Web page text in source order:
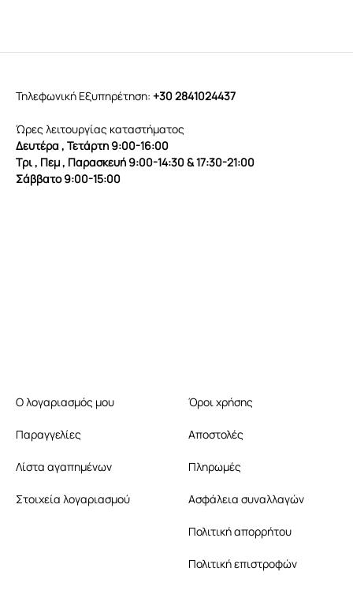
Τηλεφωνική Εξυπηρέτηση: +30 2841024437
Ώρες λειτουργίας καταστήματος
Δευτέρα , Τετάρτη 9:00-16:00
Τρι , Πεμ , Παρασκευή 9:00-14:30 & 17:30-21:00
Σάββατο 9:00-15:00
Ο λογαριασμός μου
Παραγγελίες
Λίστα αγαπημένων
Στοιχεία λογαριασμού
Όροι χρήσης
Αποστολές
Πληρωμές
Ασφάλεια συναλλαγών
Πολιτική απορρήτου
Πολιτική επιστροφών